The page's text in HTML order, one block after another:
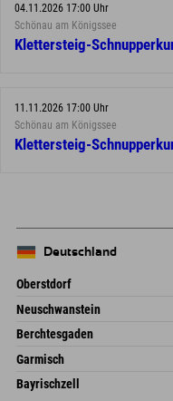
04.11.2026 17:00 Uhr
Schönau am Königssee
Klettersteig-
11.11.2026 17:00 Uhr
Schönau am Königssee
Klettersteig-
Deutschland
Oberstdorf
An der Breitach 3
87538 Fischen I. Allgäu
Deutschland
Neuschwanstein
An der Riese 45
87484 Nesselwang im Allgäu
Deutschland
Berchtesgaden
Hofreitstr. 7
83471 Schönau am Königssee
Deutschland
Garmisch
Frickenstraße 22
82490 Farchant
Bayrischzell